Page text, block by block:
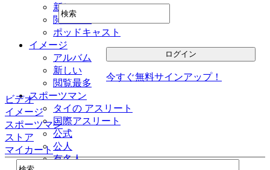
新しい
閲覧最多
ポッドキャスト
イメージ
アルバム
新しい
閲覧最多
スポーツマン
タイの アスリート
国際アスリート
公式
公人
有名人
今すぐ無料サインアップ！
ビデオ
イメージ
スポーツマン
ストア
マイカート